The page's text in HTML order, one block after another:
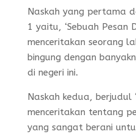
Naskah yang pertama
1 yaitu, ‘Sebuah Pesan
menceritakan seorang
bingung dengan
di negeri ini.
Naskah kedua, berjudul
menceritakan tentang
yang sangat berani